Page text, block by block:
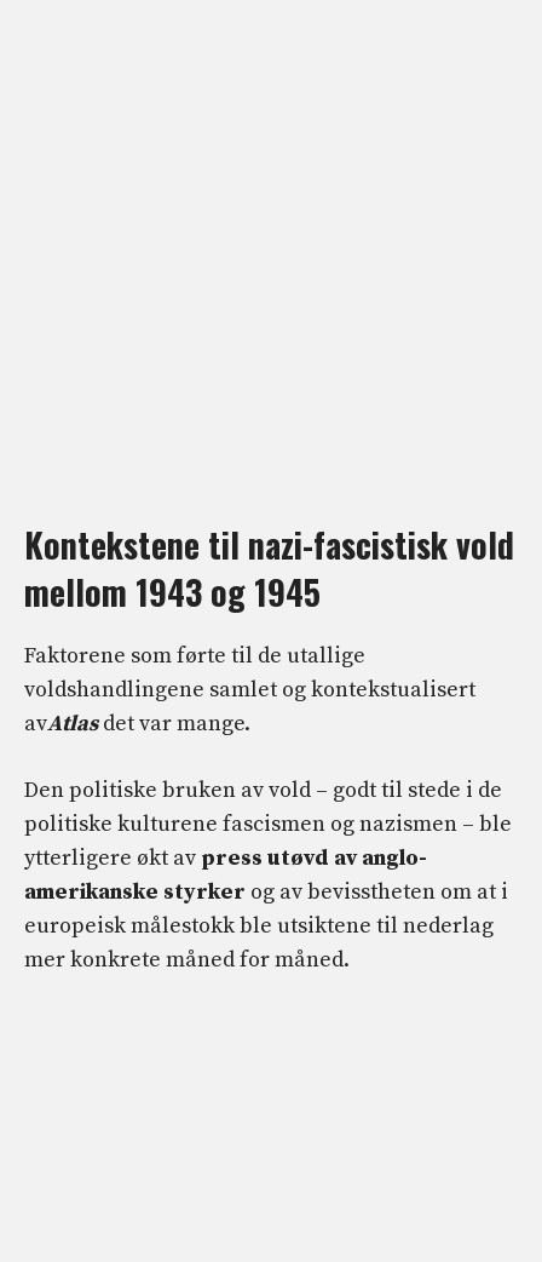
Kontekstene til nazi-fascistisk vold
mellom 1943 og 1945
Faktorene som førte til de utallige
voldshandlingene samlet og kontekstualisert
avAtlasdet var mange.
Den politiske bruken av vold – godt til stede i de
politiske kulturene fascismen og nazismen – ble
ytterligere økt av press utøvd av anglo-
amerikanske styrker og av bevisstheten om at i
europeisk målestokk ble utsiktene til nederlag
mer konkrete måned for måned.